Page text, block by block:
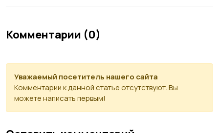
Комментарии (0)
Уважаемый посетитель нашего сайта
Комментарии к данной статье отсутствуют. Вы
можете написать первым!